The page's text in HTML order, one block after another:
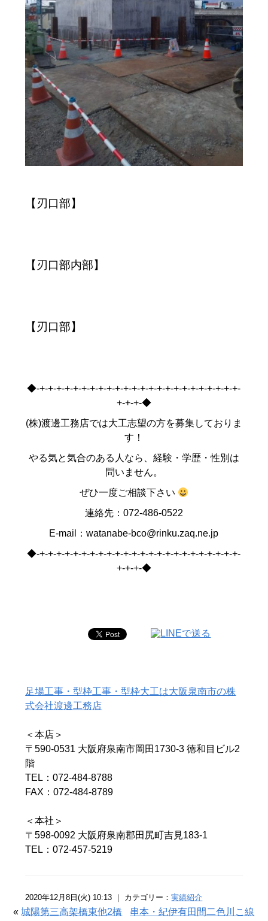
【刃口部】
【刃口部内部】
【刃口部】
◆-+-+-+-+-+-+-+-+-+-+-+-+-+-+-+-+-+-+-+-+-+-+-+-+-
+-+-+-◆
(株)渡邊工務店では大工志望の方を募集しておりま
す！
やる気と気合のある人なら、経験・学歴・性別は
問いません。
ぜひ一度ご相談下さい
連絡先：072-486-0522
E-mail：watanabe-bco@rinku.zaq.ne.jp
◆-+-+-+-+-+-+-+-+-+-+-+-+-+-+-+-+-+-+-+-+-+-+-+-+-
+-+-+-◆
足場工事・型枠工事・型枠大工は大阪泉南市の株
式会社渡邊工務店
＜本店＞
〒590-0531 大阪府泉南市岡田1730-3 徳和目ビル2
階
TEL：072-484-8788
FAX：072-484-8789
＜本社＞
〒598-0092 大阪府泉南郡田尻町吉見183-1
TEL：072-457-5219
2020年12月8日(火) 10:13 ｜ カテゴリー：実績紹介
«城陽第三高架橋東他2橋 串本・紀伊有田間二色川こ線